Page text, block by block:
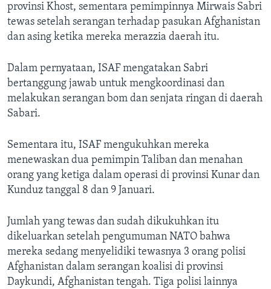
provinsi Khost, sementara pemimpinnya Mirwais Sabri
tewas setelah serangan terhadap pasukan Afghanistan
dan asing ketika mereka merazzia daerah itu.
Dalam pernyataan, ISAF mengatakan Sabri
bertanggung jawab untuk mengkoordinasi dan
melakukan serangan bom dan senjata ringan di daerah
Sabari.
Sementara itu, ISAF mengukuhkan mereka
menewaskan dua pemimpin Taliban dan menahan
orang yang ketiga dalam operasi di provinsi Kunar dan
Kunduz tanggal 8 dan 9 Januari.
Jumlah yang tewas dan sudah dikukuhkan itu
dikeluarkan setelah pengumuman NATO bahwa
mereka sedang menyelidiki tewasnya 3 orang polisi
Afghanistan dalam serangan koalisi di provinsi
Daykundi, Afghanistan tengah. Tiga polisi lainnya